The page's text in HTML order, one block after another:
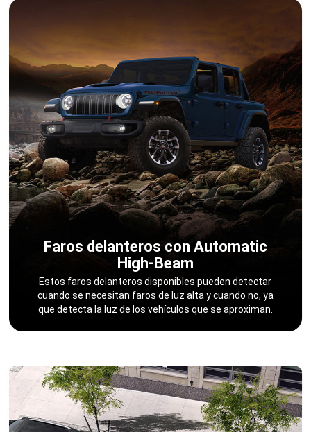
Faros delanteros con Automatic
High-Beam
Estos faros delanteros disponibles pueden detectar
cuando se necesitan faros de luz alta y cuando no, ya
que detecta la luz de los vehículos que se aproximan.